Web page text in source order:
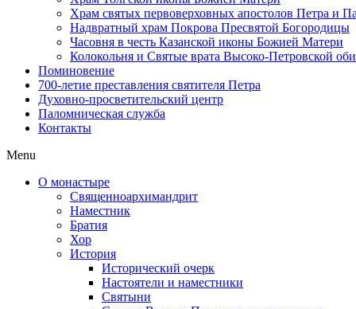
Храм святых первоверховных апостолов Петра и
Надвратный храм Покрова Пресвятой Богородицы
Часовня в честь Казанской иконы Божией Матери
Колокольня и Святые врата Высоко-Петровской
Поминовение
700-летие преставления святителя Петра
Духовно-просветительский центр
Паломническая служба
Контакты
Menu
О монастыре
Священноархимандрит
Наместник
Братия
Хор
История
Исторический очерк
Настоятели и наместники
Святыни